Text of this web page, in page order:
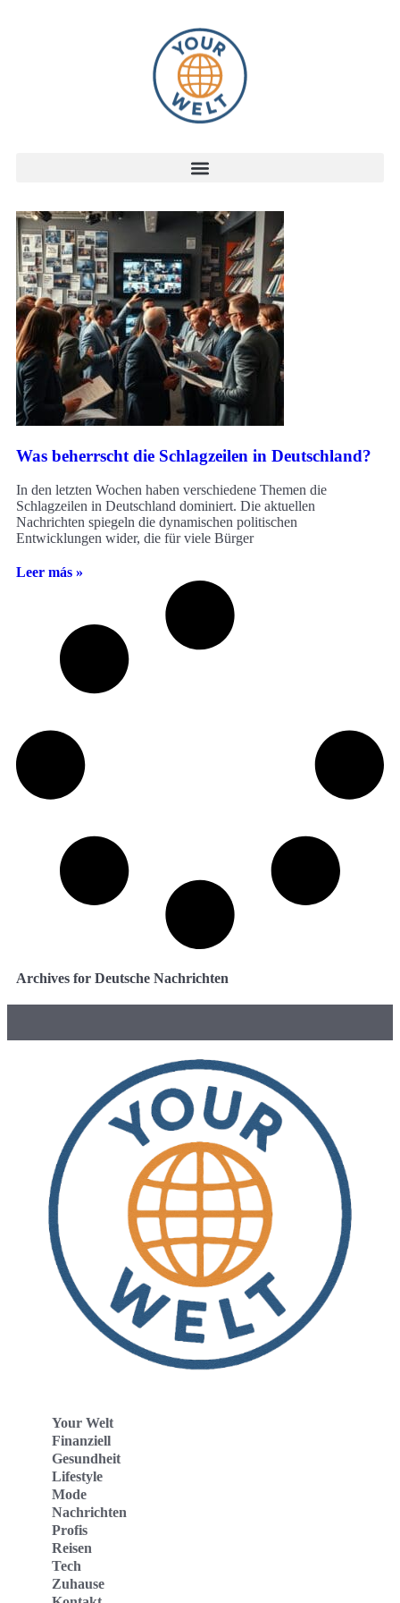
Was beherrscht die Schlagzeilen in Deutschland?
In den letzten Wochen haben verschiedene Themen die
Schlagzeilen in Deutschland dominiert. Die aktuellen
Nachrichten spiegeln die dynamischen politischen
Entwicklungen wider, die für viele Bürger
Leer más »
Archives for Deutsche Nachrichten
Your Welt
Finanziell
Gesundheit
Lifestyle
Mode
Nachrichten
Profis
Reisen
Tech
Zuhause